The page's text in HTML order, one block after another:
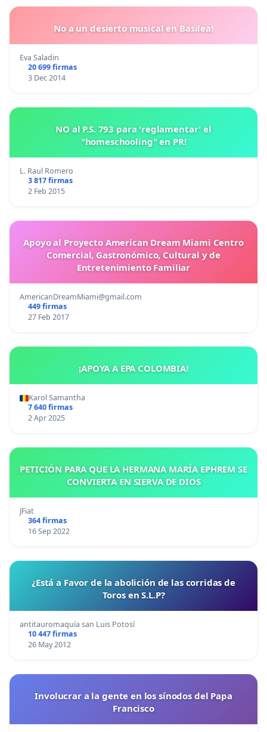
No a un desierto musical en Basilea!
Eva Saladin
20 699 firmas
3 Dec 2014
NO al P.S. 793 para 'reglamentar' el
"homeschooling" en PR!
L. Raul Romero
3 817 firmas
2 Feb 2015
Apoyo al Proyecto American Dream Miami Centro
Comercial, Gastronómico, Cultural y de
Entretenimiento Familiar
AmericanDreamMiami@gmail.com
449 firmas
27 Feb 2017
¡APOYA A EPA COLOMBIA!
Karol Samantha
7 640 firmas
2 Apr 2025
PETICIÓN PARA QUE LA HERMANA MARÍA EPHREM SE
CONVIERTA EN SIERVA DE DIOS
JFiat
364 firmas
16 Sep 2022
¿Está a Favor de la abolición de las corridas de
Toros en S.L.P?
antitauromaquía san Luis Potosí
10 447 firmas
26 May 2012
Involucrar a la gente en los sínodos del Papa
Francisco